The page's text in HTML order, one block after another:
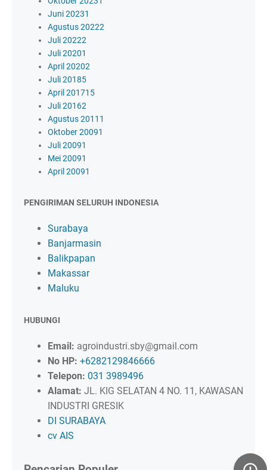
Juni 20231
Agustus 20222
Juli 20222
Juli 20201
April 20202
Juli 20185
April 201715
Juli 20162
Agustus 2011 1
Oktober 20091
Juli 20091
Mei 20091
April 20091
PENGIRIMAN SELURUH INDONESIA
Surabaya
Banjarmasin
Balikpapan
Makassar
Maluku
HUBUNGI
Email: agroindustri.sby@gmail.com
No HP: +6282129846666
Telepon: 031 3989496
Alamat: JL. KIG SELATAN 4 NO. 11, KAWASAN
INDUSTRI GRESIK
DI SURABAYA
cv AIS